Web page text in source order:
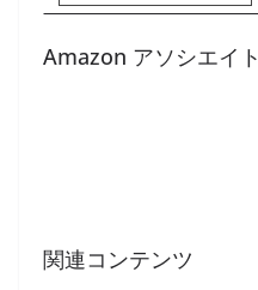
Amazon アソシエイト
関連コンテンツ